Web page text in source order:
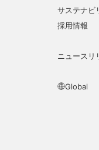
サステナビ
採用情報
ニュースリ
Global